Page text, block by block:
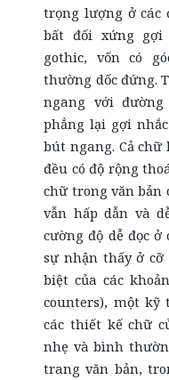
trọng lượng ở các
bất đối xứng
gothic, vốn có
thường dốc đứng.
ngang với
phẳng lại gợi
bút ngang. Cả chữ
đều có độ rộng
chữ trong văn bản
vẫn hấp dẫn và
cường độ dễ đọc
sự nhận thấy ở cỡ
biệt của các
counters), một
các thiết kế chữ
nhẹ và bình
trang văn bản,